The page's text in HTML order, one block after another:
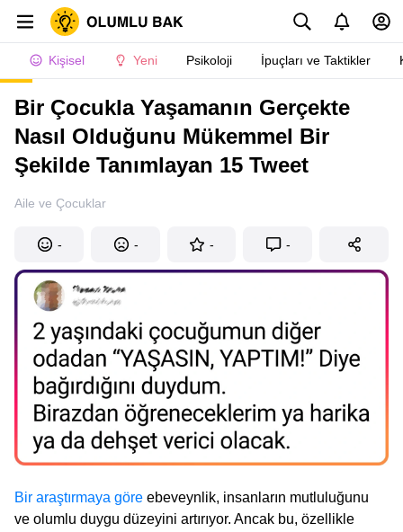
Kişisel Yeni Psikoloji İpuçları ve Taktikler
Bir Çocukla Yaşamanın Gerçekte
Nasıl Olduğunu Mükemmel Bir
Şekilde Tanımlayan 15 Tweet
Aile ve Çocuklar
- - - -
Bir araştırmaya göre ebeveynlik, insanların mutluluğunu
ve olumlu duygu düzeyini artırıyor. Ancak bu, özellikle